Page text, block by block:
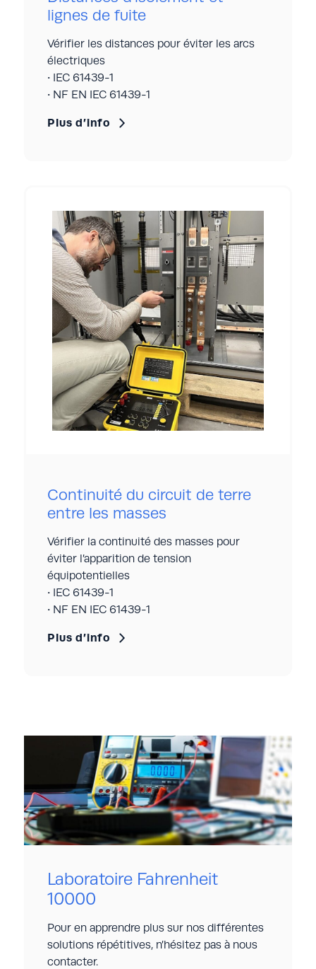
lignes de fuite
Vérifier les distances pour éviter les arcs
électriques
• IEC 61439-1
• NF EN IEC 61439-1
Plus d’info
lignes de fuite
Vérifier les lignes de fuite et les distances
d’isolement dans l’air permet de s’assurer
que les règles de construction ont été
respectées pour éviter les arcs électriques.
Normes de références :
IEC 61439-1
NF EN IEC 61439-1
Caractéristiques du laboratoire :
Impérial et Métrique
Jusqu’à 150 mm
Continuité du circuit de terre
entre les masses
Vérifier la continuité des masses pour
éviter l’apparition de tension
équipotentielles
• IEC 61439-1
• NF EN IEC 61439-1
Plus d’info
entre les masses
L’objectif de cet essai est de vérifier la
continuité des masses afin d’éviter tout
risque d’apparition de tension
équipotentielles dangereuse sur une partie
quelconque de l’équipement testé.
Normes de références :
NF EN IEC 61439-1
0.1Ω sous 10A
Résolution : 100nΩ
Laboratoire Fahrenheit
10000
Pour en apprendre plus sur nos différentes
solutions répétitives, n’hésitez pas à nous
contacter.